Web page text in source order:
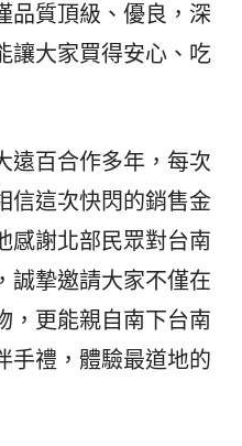
品質頂級、優良，深
讓大家買得安心、吃
百合作多年，每次
信這次快閃的銷售金
感謝北部民眾對台南
誠摯邀請大家不僅在
，更能親自南下台南
手禮，體驗最道地的